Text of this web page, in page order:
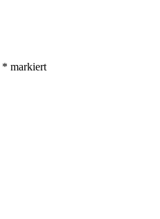
* markiert